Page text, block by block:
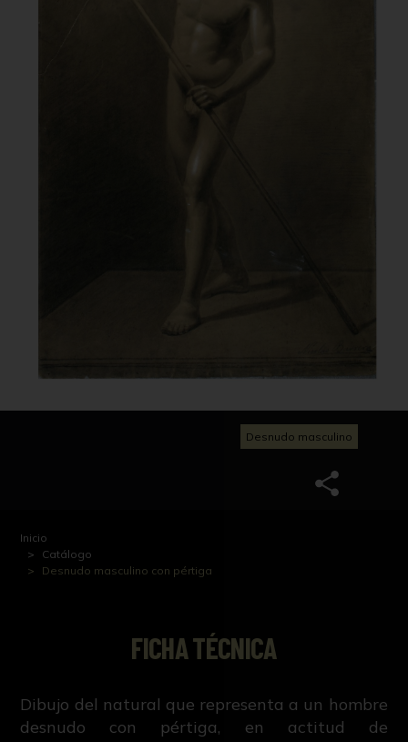
Desnudo masculino
Inicio
Catálogo
Desnudo masculino con pértiga
FICHA TÉCNICA
Dibujo del natural que representa a un hombre
desnudo con pértiga, en actitud de